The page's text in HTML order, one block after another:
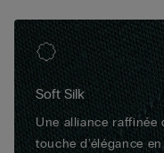
Soft Silk
Une alliance
touche d'élégance